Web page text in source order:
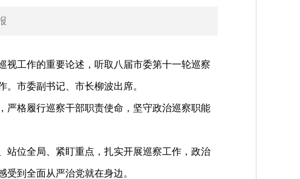
工作的重要论述，听取八届市委第十一轮巡察
市委副书记、市长柳波出席。
格履行巡察干部职责使命，坚守政治巡察职能
位全局、紧盯重点，扎实开展巡察工作，政治
到全面从严治党就在身边。